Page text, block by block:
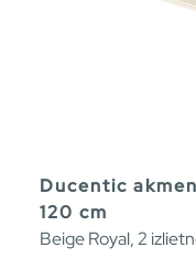
Ducentic
120 cm
Beige Royal, 2